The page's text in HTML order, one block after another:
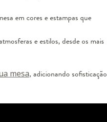
em cores e estampas que
e estilos, desde os mais
mesa, adicionando sofisticação